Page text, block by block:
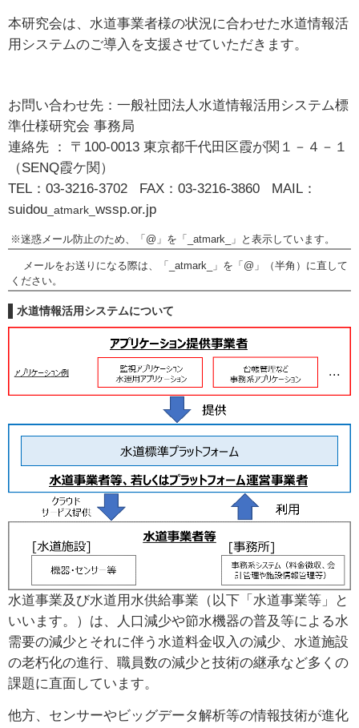
本研究会は、水道事業者様の状況に合わせた水道情報活
用システムのご導入を支援させていただきます。
お問い合わせ先：一般社団法人水道情報活用システム標
準仕様研究会 事務局
連絡先 ： 〒100-0013 東京都千代田区霞が関１－４－１
（SENQ霞ケ関）
TEL：03-3216-3702
FAX：03-3216-3860 MAIL：
suidou _atmark_ wssp.or.jp
※迷惑メール防止のため、「@」を「_atmark_」と表示しています。
メールをお送りになる際は、「_atmark_」を「@」（半角）に直して
ください。
水道情報活用システムについて
水道事業及び水道用水供給事業（以下「水道事業等」と
いいます。）は、人口減少や節水機器の普及等による水
需要の減少とそれに伴う水道料金収入の減少、水道施設
の老朽化の進行、職員数の減少と技術の継承など多くの
課題に直面しています。
他方、センサーやビッグデータ解析等の情報技術が進化